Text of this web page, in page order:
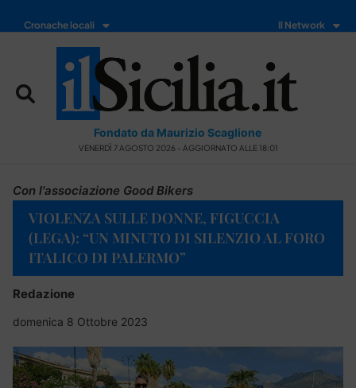
Cronache locali Il Network
Fondato da Maurizio Scaglione
VENERDÌ 7 AGOSTO 2026 - AGGIORNATO ALLE 18:01
Con l'associazione Good Bikers
VIOLENZA SULLE DONNE, FIGUCCIA
(LEGA): “UN MINUTO DI SILENZIO AL FORO
ITALICO DI PALERMO”
Redazione
domenica 8 Ottobre 2023